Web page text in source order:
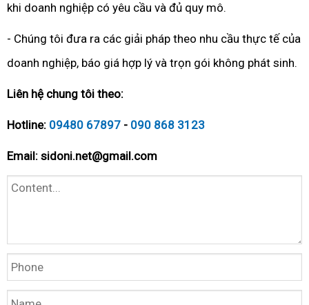
khi doanh nghiệp có yêu cầu và đủ quy mô.
- Chúng tôi đưa ra các giải pháp theo nhu cầu thực tế của
doanh nghiệp, báo giá hợp lý và trọn gói không phát sinh.
Liên hệ chung tôi theo:
Hotline: 09480 67897 - 090 868 3123
Email: sidoni.net@gmail.com